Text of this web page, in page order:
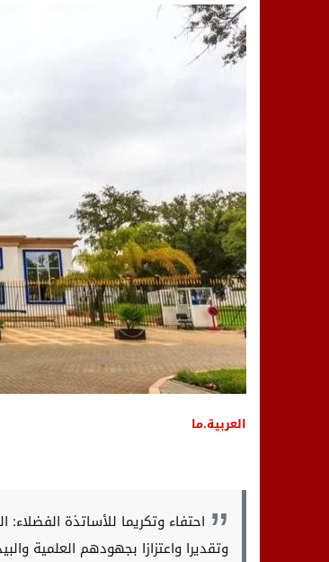
“العربية.ما” تنشر
طاطا: “اعتداء”
العربية.ما
احتفاء وتكريما للأساتذة
وتقديرا واعتزازا بجهودهم العلمية